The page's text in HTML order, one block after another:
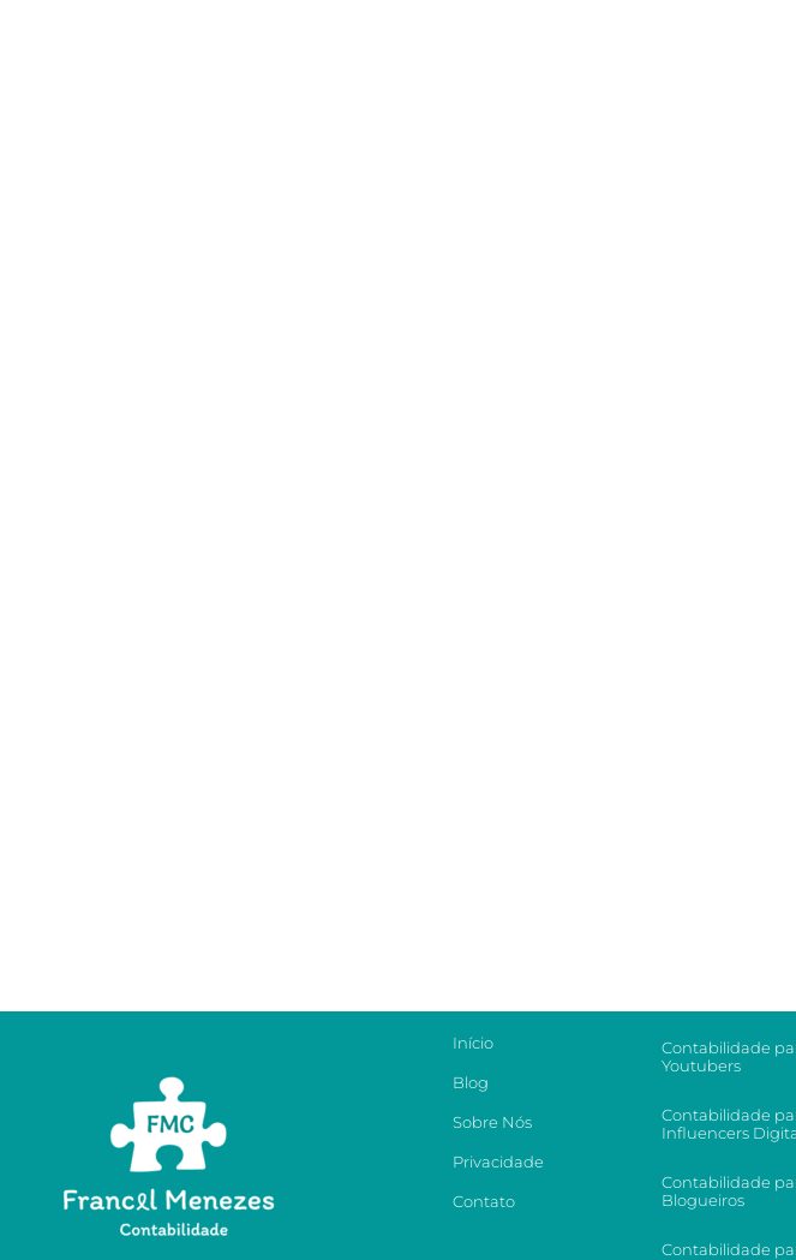
Início
Blog
Sobre Nós
Privacidade
Contato
Contabilidade
Youtubers
Contabilidade
Influencers
Contabilidade
Blogueiros
Contabilidade